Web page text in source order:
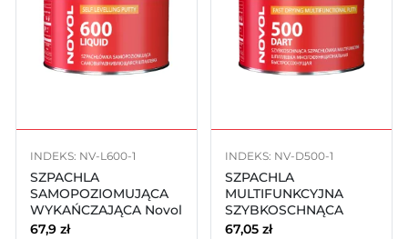
INDEKS: NV-L600-1
SZPACHLA
SAMOPOZIOMUJĄCA
WYKAŃCZAJĄCA Novol
LIQUID 600 1l
67,9 zł
INDEKS: NV-D500-1
SZPACHLA
MULTIFUNKCYJNA
SZYBKOSCHNĄCA
Novol DART 500 1l
67,05 zł